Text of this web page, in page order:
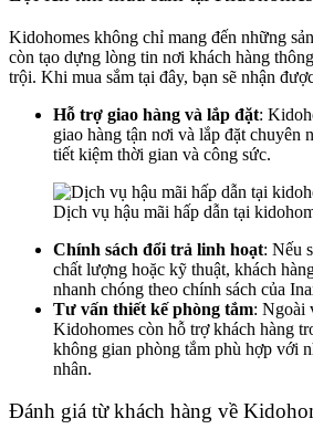
Kidohomes không chỉ mang đến những
còn tạo dựng lòng tin nơi khách hàng
trội. Khi mua sắm tại đây, bạn sẽ nhận
Hỗ trợ giao hàng và lắp đặt:
giao hàng tận nơi và lắp đặt chuyên
tiết kiệm thời gian và công sức.
Dịch vụ hậu mãi hấp dẫn tại
Chính sách đổi trả linh hoạt: Nếu
chất lượng hoặc kỹ thuật, khách
nhanh chóng theo chính sách của
Tư vấn thiết kế phòng tắm: Ngoài
Kidohomes còn hỗ trợ khách hàng
không gian phòng tắm phù hợp với
nhân.
Đánh giá từ khách hàng về